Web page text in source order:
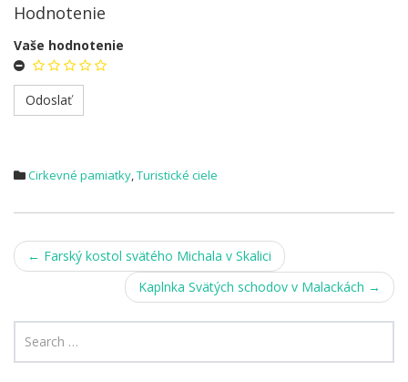
Hodnotenie
Vaše hodnotenie
Cirkevné pamiatky,Turistické ciele
Post
navigation
← Farský kostol svätého Michala v Skalici
Kaplnka Svätých schodov v Malackách →